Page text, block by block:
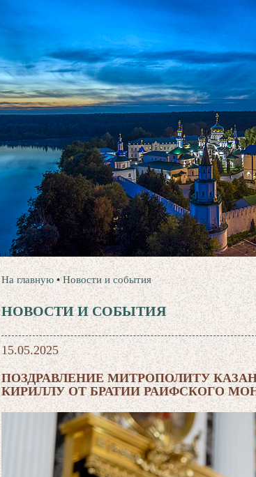
На главную •Новости и события
НОВОСТИ И СОБЫТИЯ
15.05.2025
ПОЗДРАВЛЕНИЕ МИТРОПОЛИТУ
КИРИЛЛУ ОТ БРАТИИ РАИФСКОГО